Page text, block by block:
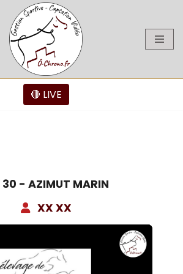
🔴 LIVE
30 - AZIMUT MARIN
XX XX